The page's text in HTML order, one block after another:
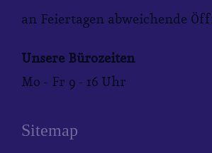
an Feiertagen abweichende
Unsere Bürozeiten
Mo - Fr 9 - 16 Uhr
Sitemap